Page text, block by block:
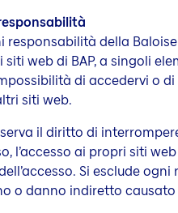
responsabilità della
siti web di BAP, a singoli
di accedervi o
siti web.
il diritto di
l’accesso ai propri siti
Si esclude
o danno indiretto